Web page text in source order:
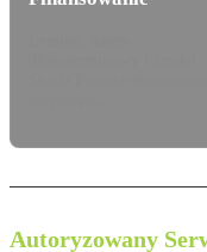
Autoryzowany